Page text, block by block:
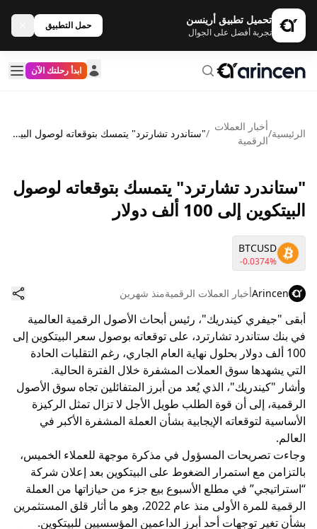
تحميل تطبيق أرينسن
تجربة أفضل على الجوال
حمل التطبيق
ابدأ رحلتك الآن
الرئيسية/
أخبار العملات
الرقمية
/ "ستاندرد تشارترد" يتمسك بتوقعاته لوصول البيتكوين إلى 100 ألف دولار
"ستاندرد تشارترد" يتمسك بتوقعاته لوصول
البيتكوين إلى 100 ألف دولار
BTCUSD
-0.0374%
Arincenأخبار العملات الرقميةمنذ شهرين
أبقى "جيفري كيندريك"، رئيس أبحاث الأصول الرقمية العالمية
في بنك ستاندرد تشارترد، على توقعاته بوصول سعر البيتكوين إلى
100 ألف دولار بحلول نهاية العام الجاري، رغم التقلبات الحادة
التي يشهدها سوق العملات المشفرة خلال الفترة الحالية.
وأشار "كيندريك"، الذي يُعد من أبرز المتفائلين تجاه سوق الأصول
الرقمية، إلى أن قوة الطلب طويل الأجل لا تزال تمثل الركيزة
الأساسية لتوقعاته الإيجابية بشأن العملة المشفرة الأكبر في
العالم.
وجاءت تصريحات المسؤول في مذكرة موجهة للعملاء الخميس،
بالتزامن مع استمرار الضغوط على البيتكوين بعد إعلان شركة
“استراتيجي” في مطلع الأسبوع بيع جزء من حيازاتها من العملة
الرقمية للمرة الأولى منذ عام 2022، وهو ما أثار قلق المستثمرين
بشأن تغير توجهات أحد أبرز الداعمين المؤسسيين للبيتكوين.